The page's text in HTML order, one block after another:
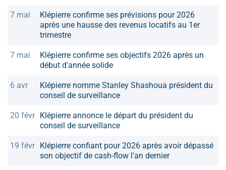
7 mai
Klépierre confirme ses prévisions pour 2026
après une hausse des revenus locatifs au 1er
trimestre
7 mai
Klépierre confirme ses objectifs 2026 après un
début d'année solide
6 avr
Klépierre nomme Stanley Shashoua président du
conseil de surveillance
20 févr Klépierre annonce le départ du président du
conseil de surveillance
19 févr Klépierre confiant pour 2026 après avoir dépassé
son objectif de cash-flow l'an dernier